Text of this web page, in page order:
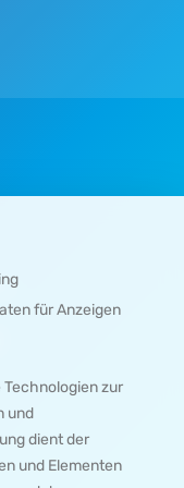
für Anzeigen
Technologien zur
und
dient der
und Elementen